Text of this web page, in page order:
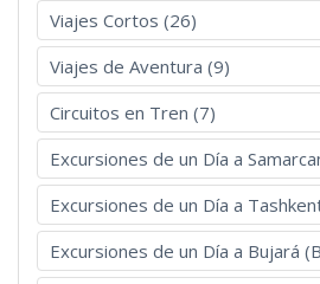
Viajes Cortos (26)
Viajes de Aventura (9)
Circuitos en Tren (7)
Excursiones de un Día a
Excursiones de un Día a
Excursiones de un Día a Bujará